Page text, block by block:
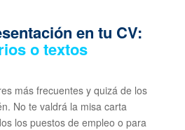
en tu CV:
o textos
más frecuentes y quizá de los
No te valdrá la misa carta
los puestos de empleo o para